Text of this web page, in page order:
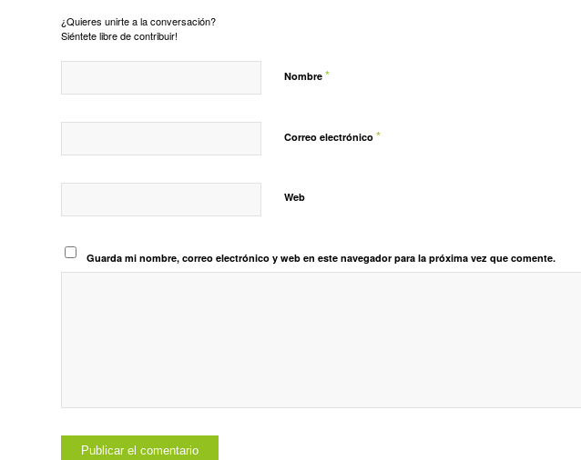
¿Quieres unirte a la conversación?
Siéntete libre de contribuir!
Nombre *
Correo electrónico *
Web
Guarda mi nombre, correo electrónico y web en este navegador para la próxima vez que comente.